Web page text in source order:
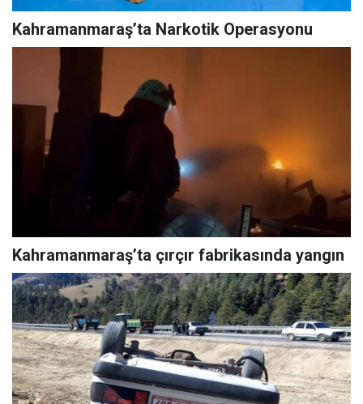
Kahramanmaraş’ta Narkotik Operasyonu
Kahramanmaraş’ta çırçır fabrikasında yangın